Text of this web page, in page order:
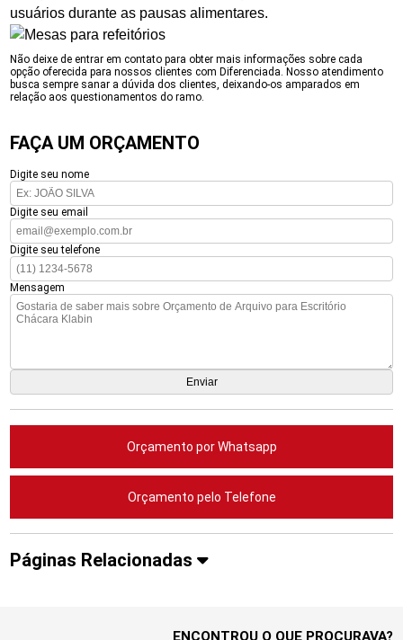
usuários durante as pausas alimentares.
Não deixe de entrar em contato para obter mais informações sobre cada
opção oferecida para nossos clientes com Diferenciada. Nosso atendimento
busca sempre sanar a dúvida dos clientes, deixando-os amparados em
relação aos questionamentos do ramo.
FAÇA UM ORÇAMENTO
Digite seu nome
Digite seu email
Digite seu telefone
Mensagem
Orçamento por Whatsapp
Orçamento pelo Telefone
Páginas Relacionadas
ENCONTROU O QUE PROCURAVA?